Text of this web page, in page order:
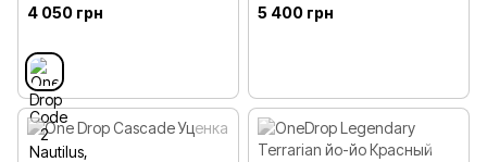
4 050 грн 5 400 грн